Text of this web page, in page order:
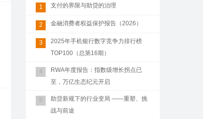
1 支付的界限与助贷的治理
2 金融消费者权益保护报告（2026）
3
2025年手机银行数字竞争力排行榜
TOP100（总第16期）
4
RWA年度报告：指数级增长拐点已
至，万亿生态纪元开启
5
助贷新规下的行业变局 ——重塑、挑
战与前途